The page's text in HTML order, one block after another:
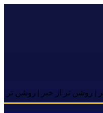
تر از خبر | روشن تر از